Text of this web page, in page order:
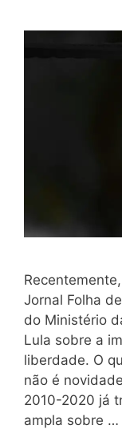
Jornal Folha
do Ministério
Lula sobre a
liberdade. O
não é
2010-2020 já
ampla sobre …